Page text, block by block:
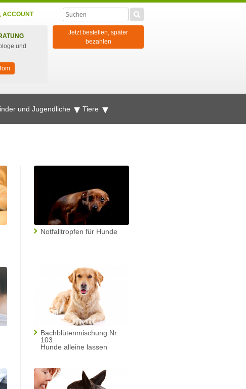
ACCOUNT
und
Jetzt bestellen, später
bezahlen
und Jugendliche Tiere
Notfalltropfen für Hunde
Bachblütenmischung Nr.
103
Hunde alleine lassen